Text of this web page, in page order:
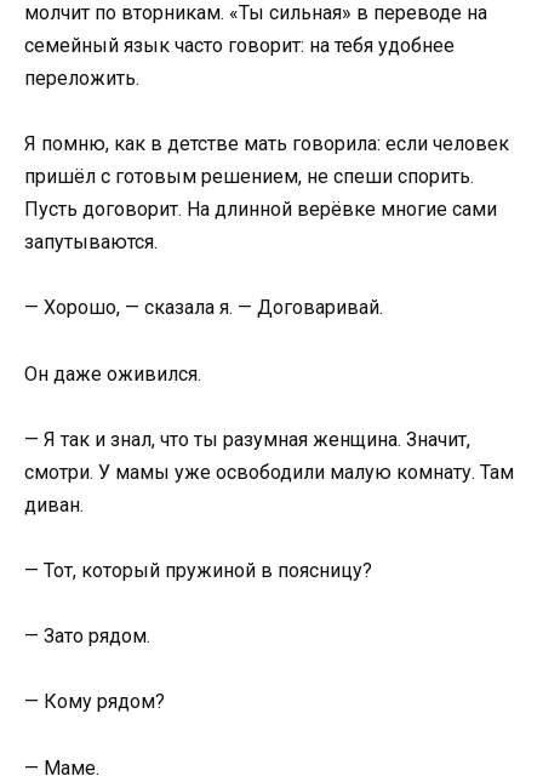
молчит по вторникам. «Ты сильная» в переводе на
семейный язык часто говорит: на тебя удобнее
переложить.
Я помню, как в детстве мать говорила: если человек
пришёл с готовым решением, не спеши спорить.
Пусть договорит. На длинной верёвке многие сами
запутываются.
— Хорошо, — сказала я. — Договаривай.
Он даже оживился.
— Я так и знал, что ты разумная женщина. Значит,
смотри. У мамы уже освободили малую комнату. Там
диван.
— Тот, который пружиной в поясницу?
— Зато рядом.
— Кому рядом?
— Маме.